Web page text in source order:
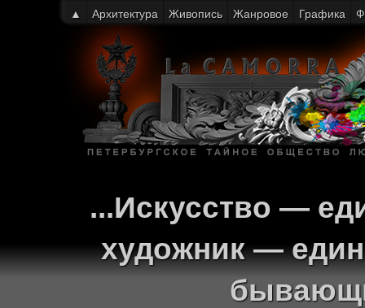
...Искусство —
художник —
▲ Архитектура Живопись Жанровое Графика